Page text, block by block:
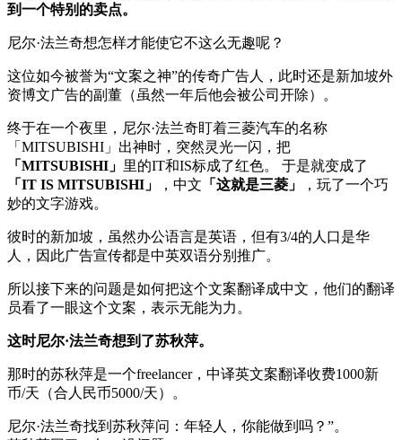
到一个特别的卖点。
尼尔·法兰奇想怎样才能使它不这么无趣呢？
这位如今被誉为“文案之神”的传奇广告人，此时还是新加坡外
资博文广告的副董（虽然一年后他会被公司开除）。
终于在一个夜里，尼尔·法兰奇盯着三菱汽车的名称
「MITSUBISHI」出神时，突然灵光一闪，把
「MITSUBISHI」 里的IT和IS标成了红色。 于是就变成了
「IT IS MITSUBISHI」
，中文 「这就是三菱」
，玩了一个巧
妙的文字游戏。
彼时的新加坡，虽然办公语言是英语，但有3/4的人口是华
人，因此广告宣传都是中英双语分别推广。
所以接下来的问题是如何把这个文案翻译成中文，他们的翻译
员看了一眼这个文案，表示无能为力。
这时尼尔·法兰奇想到了苏秋萍。
那时的苏秋萍是一个freelancer，中译英文案翻译收费1000新
币/天（合人民币5000/天）。
尼尔·法兰奇找到苏秋萍问：年轻人，你能做到吗？”。